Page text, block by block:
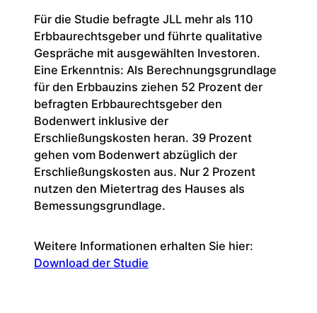
Für die Studie befragte JLL mehr als 110
Erbbaurechtsgeber und führte qualitative
Gespräche mit ausgewählten Investoren.
Eine Erkenntnis: Als Berechnungsgrundlage
für den Erbbauzins ziehen 52 Prozent der
befragten Erbbaurechtsgeber den
Bodenwert inklusive der
Erschließungskosten heran. 39 Prozent
gehen vom Bodenwert abzüglich der
Erschließungskosten aus. Nur 2 Prozent
nutzen den Mietertrag des Hauses als
Bemessungsgrundlage.
Weitere Informationen erhalten Sie hier:
Download der Studie